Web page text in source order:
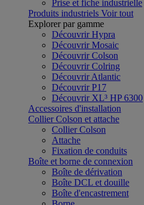
Prise et fiche industrielle
Produits industriels Voir tout
Explorer par gamme
Découvrir Hypra
Découvrir Mosaic
Découvrir Colson
Découvrir Colring
Découvrir Atlantic
Découvrir P17
Découvrir XL³ HP 6300
Accessoires d'installation
Collier Colson et attache
Collier Colson
Attache
Fixation de conduits
Boîte et borne de connexion
Boîte de dérivation
Boîte DCL et douille
Boîte d'encastrement